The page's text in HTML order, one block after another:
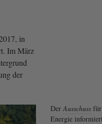
in
Im März
der
DerAusschussfür
Energie